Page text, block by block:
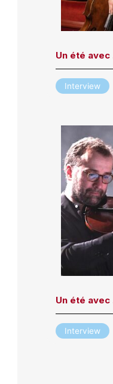
Un été
Interview
Un été
Interview